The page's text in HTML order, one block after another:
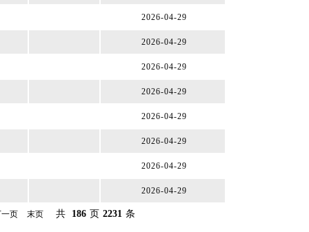
2026-04-29
2026-04-29
2026-04-29
2026-04-29
2026-04-29
2026-04-29
2026-04-29
2026-04-29
页 末页 共 186 页 2231 条